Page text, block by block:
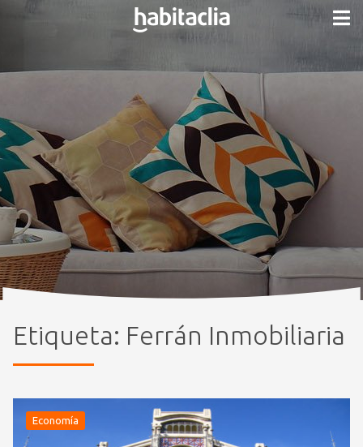
Etiqueta: Ferrán Inmobiliaria
Economía